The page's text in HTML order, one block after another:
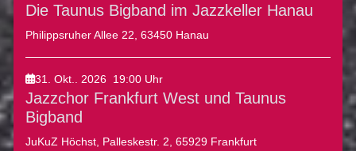
Die Taunus Bigband im Jazzkeller Hanau
Philippsruher Allee 22, 63450 Hanau
31. Okt.. 2026 19:00 Uhr
Jazzchor Frankfurt West und Taunus
Bigband
JuKuZ Höchst, Palleskestr. 2, 65929 Frankfurt